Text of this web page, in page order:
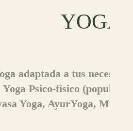
YOGA
adaptada a tus
Yoga Psico-físico (popular
Yoga, AyurYoga,